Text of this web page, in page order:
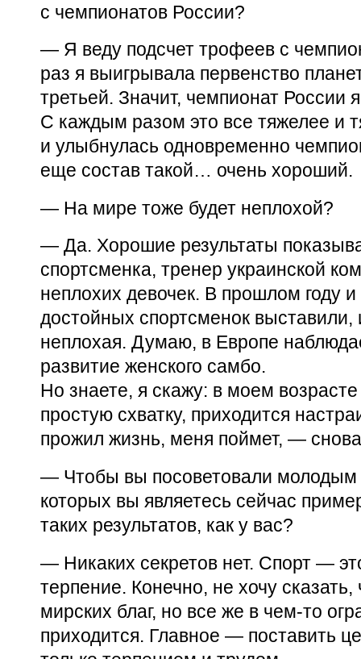
с чемпионатов России?
— Я веду подсчет трофеев с
раз я выигрывала первенство
третьей. Значит, чемпионат России
С каждым разом это все тяжелее и
и улыбнулась одновременно
еще состав такой… очень хороший.
— На мире тоже будет неплохой?
— Да. Хорошие результаты
спортсменка, тренер украинской
неплохих девочек. В прошлом году
достойных спортсменок
неплохая. Думаю, в Европе
развитие женского самбо.
Но знаете, я скажу: в моем
простую схватку, приходится
прожил жизнь, меня поймет, —
— Чтобы вы посоветовали молодым
которых вы являетесь сейчас
таких результатов, как у вас?
— Никаких секретов нет. Спорт —
терпение. Конечно, не хочу сказать,
мирских благ, но все же в чем-то
приходится. Главное — поставить